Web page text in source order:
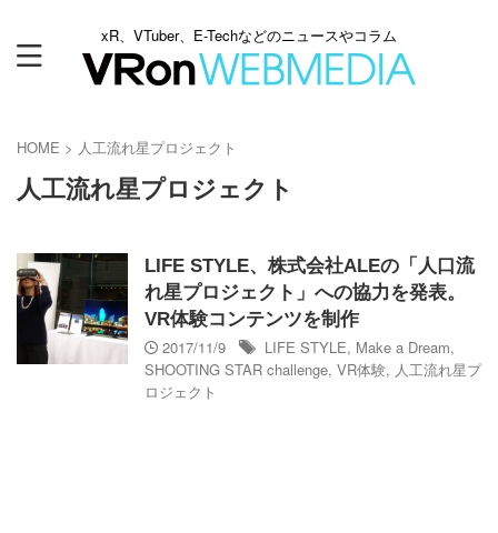
xR、VTuber、E-Techなどのニュースやコラム
HOME > 人工流れ星プロジェクト
人工流れ星プロジェクト
LIFE STYLE、株式会社ALEの「人口流
れ星プロジェクト」への協力を発表。
VR体験コンテンツを制作
2017/11/9
LIFE STYLE, Make a Dream,
SHOOTING STAR challenge, VR体験, 人工流れ星プ
ロジェクト